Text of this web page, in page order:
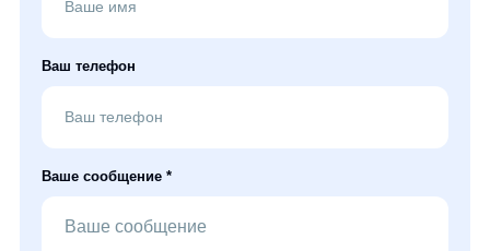
Ваш телефон
Ваше сообщение *